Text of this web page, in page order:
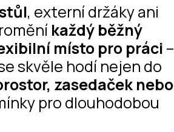
, externí držáky ani
každý běžný
místo pro práci –
skvěle hodí nejen do
zasedaček nebo
pro dlouhodobou